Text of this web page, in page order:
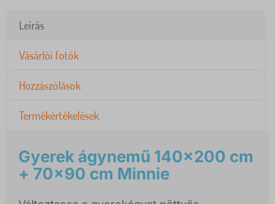
Leírás
Vásárlói fotók
Hozzászólások
Termékértékelések
Gyerek ágynemű 140x200 cm
+ 70x90 cm Minnie